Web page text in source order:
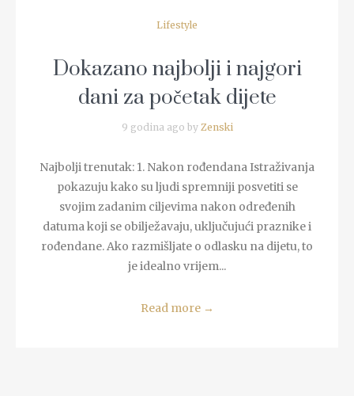
Lifestyle
Dokazano najbolji i najgori
dani za početak dijete
9 godina ago by Zenski
Najbolji trenutak: 1. Nakon rođendana Istraživanja
pokazuju kako su ljudi spremniji posvetiti se
svojim zadanim ciljevima nakon određenih
datuma koji se obilježavaju, uključujući praznike i
rođendane. Ako razmišljate o odlasku na dijetu, to
je idealno vrijem...
Read more →